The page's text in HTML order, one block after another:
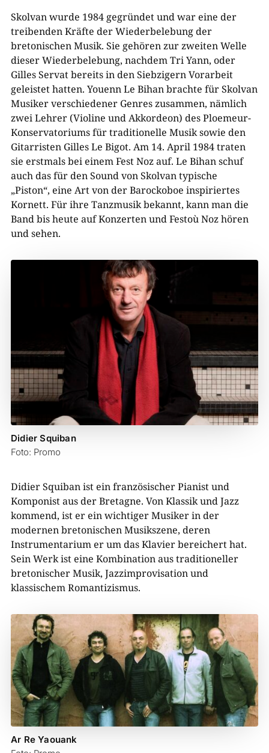
Skolvan wurde 1984 gegründet und war eine der
treibenden Kräfte der Wiederbelebung der
bretonischen Musik. Sie gehören zur zweiten Welle
dieser Wiederbelebung, nachdem Tri Yann, oder
Gilles Servat bereits in den Siebzigern Vorarbeit
geleistet hatten. Youenn Le Bihan brachte für Skolvan
Musiker verschiedener Genres zusammen, nämlich
zwei Lehrer (Violine und Akkordeon) des Ploemeur-
Konservatoriums für traditionelle Musik sowie den
Gitarristen Gilles Le Bigot. Am 14. April 1984 traten
sie erstmals bei einem Fest Noz auf. Le Bihan schuf
auch das für den Sound von Skolvan typische
„Piston“, eine Art von der Barockoboe inspiriertes
Kornett. Für ihre Tanzmusik bekannt, kann man die
Band bis heute auf Konzerten und Festoù Noz hören
und sehen.
Didier Squiban
Foto: Promo
Didier Squiban ist ein französischer Pianist und
Komponist aus der Bretagne. Von Klassik und Jazz
kommend, ist er ein wichtiger Musiker in der
modernen bretonischen Musikszene, deren
Instrumentarium er um das Klavier bereichert hat.
Sein Werk ist eine Kombination aus traditioneller
bretonischer Musik, Jazzimprovisation und
klassischem Romantizismus.
Ar Re Yaouank